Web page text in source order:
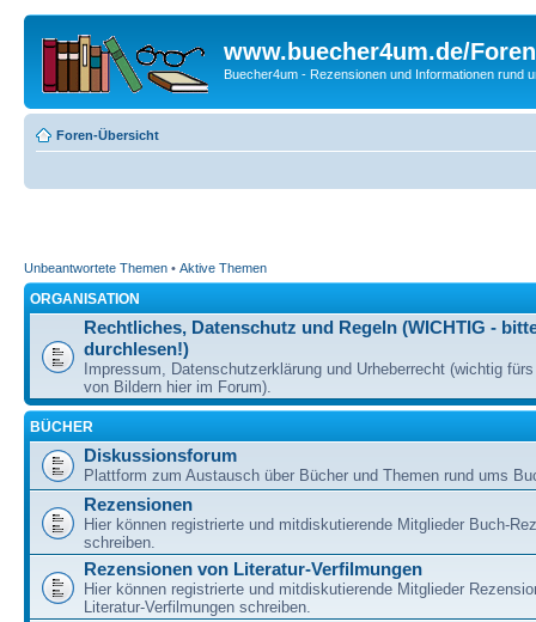
www.buecher4um.de/Foren
Buecher4um - Rezensionen und Informationen rund
Foren-Übersicht
Unbeantwortete Themen • Aktive Themen
ORGANISATION
Rechtliches, Datenschutz und Regeln (WICHTIG -
durchlesen!)
Impressum, Datenschutzerklärung und Urheberrecht (wichtig
von Bildern hier im Forum).
BÜCHER
Diskussionsforum
Plattform zum Austausch über Bücher und Themen rund ums
Rezensionen
Hier können registrierte und mitdiskutierende Mitglieder Buch-
schreiben.
Rezensionen von Literatur-Verfilmungen
Hier können registrierte und mitdiskutierende Mitglieder
Literatur-Verfilmungen schreiben.